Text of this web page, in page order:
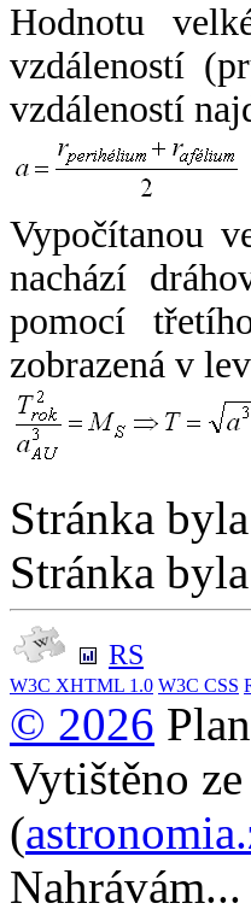
Hodnotu
vzdáleností
vzdáleností
Vypočítanou
nachází
pomocí
zobrazená v
Stránka
Stránka
RS
W3C XHTML 1.0 W3C CSS
© 2026
Vytištěno
(
Nahrávám...